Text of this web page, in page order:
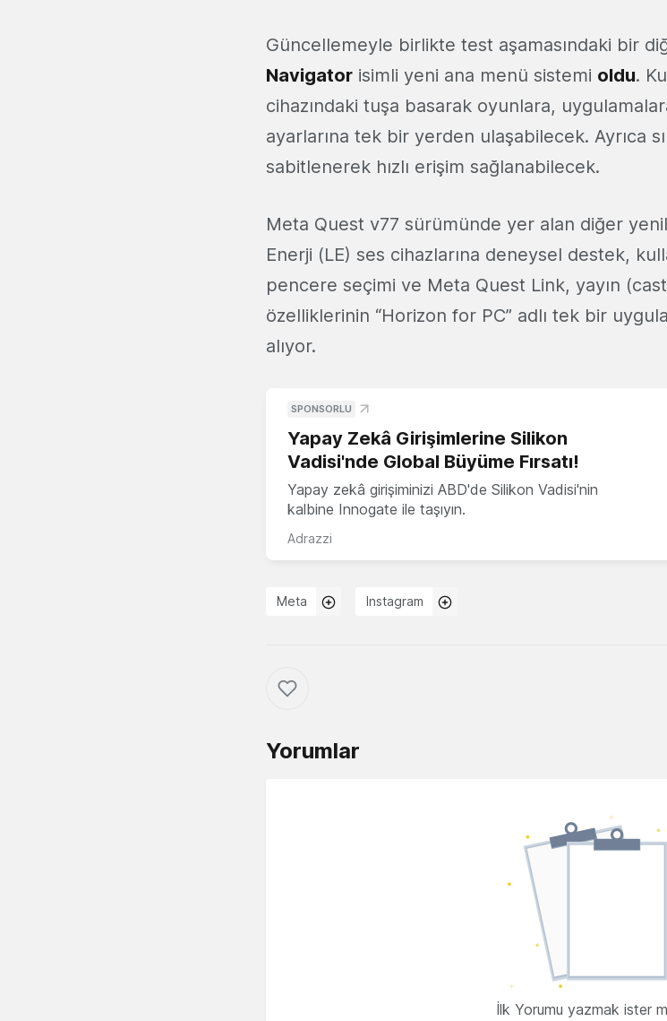
Güncellemeyle birlikte test aşamasındaki bir
Navigator isimli yeni ana menü sistemi oldu.
cihazındaki tuşa basarak oyunlara,
ayarlarına tek bir yerden ulaşabilecek. Ayrıca
sabitlenerek hızlı erişim sağlanabilecek.
Meta Quest v77 sürümünde yer alan diğer
Enerji (LE) ses cihazlarına deneysel destek,
pencere seçimi ve Meta Quest Link, yayın
özelliklerinin “Horizon for PC” adlı tek bir
alıyor.
SPONSORLU
Yapay Zekâ Girişimlerine Silikon
Vadisi'nde Global Büyüme Fırsatı!
Yapay zekâ girişiminizi ABD'de Silikon Vadisi'nin
kalbine Innogate ile taşıyın.
Adrazzi
Meta Instagram
Yorumlar
İlk Yorumu yazmak ister